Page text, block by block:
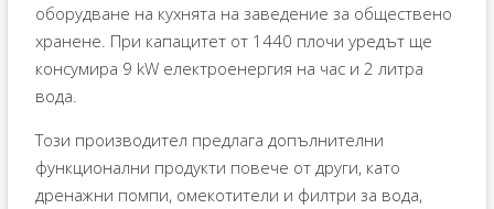
оборудване на кухнята на заведение за обществено
хранене. При капацитет от 1440 плочи уредът ще
консумира 9 kW електроенергия на час и 2 литра
вода.
Този производител предлага допълнителни
функционални продукти повече от други, като
дренажни помпи, омекотители и филтри за вода,